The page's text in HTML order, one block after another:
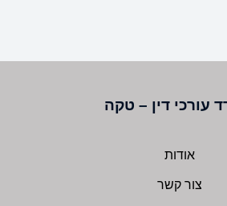
עורכי דין – טקה
אודות
צור קשר